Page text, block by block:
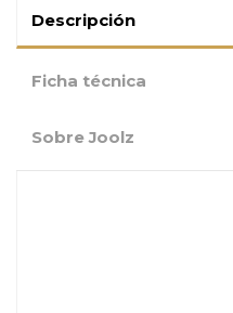
Descripción
Ficha técnica
Sobre Joolz